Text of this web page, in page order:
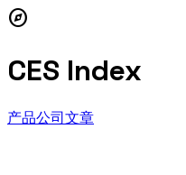
explore
CES Index
产品公司文章